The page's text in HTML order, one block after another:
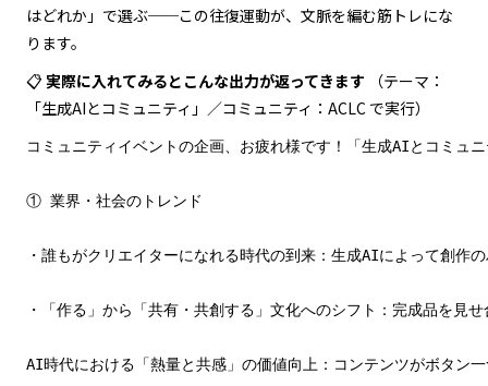
はどれか」で選ぶ──この往復運動が、文脈を編む筋トレにな
ります。
📋 実際に入れてみるとこんな出力が返ってきます （テーマ：
「生成AIとコミュニティ」／コミュニティ：ACLC で実行）
コミュニティイベントの企画、お疲れ様です！「生成AIとコミュ
① 業界・社会のトレンド
・誰もがクリエイターになれる時代の到来：生成AIによって創作
・「作る」から「共有・共創する」文化へのシフト：完成品を見
AI時代における「熱量と共感」の価値向上：コンテンツがボタン